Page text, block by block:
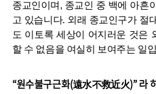
종교인이며 , 종교인 중 백에 아흔
고 있습니다. 외래 종교인구가 절
도 이토록 세상이 어지러운 것은
할 수 없음을 여실히 보여주는 일
“원수불구근화(遠水不救近火)”라